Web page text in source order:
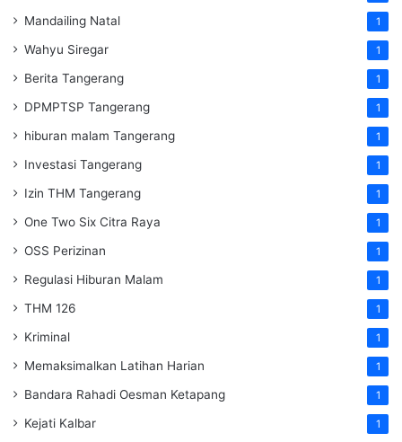
Mandailing Natal 1
Wahyu Siregar 1
Berita Tangerang 1
DPMPTSP Tangerang 1
hiburan malam Tangerang 1
Investasi Tangerang 1
Izin THM Tangerang 1
One Two Six Citra Raya 1
OSS Perizinan 1
Regulasi Hiburan Malam 1
THM 126 1
Kriminal 1
Memaksimalkan Latihan Harian 1
Bandara Rahadi Oesman Ketapang 1
Kejati Kalbar 1